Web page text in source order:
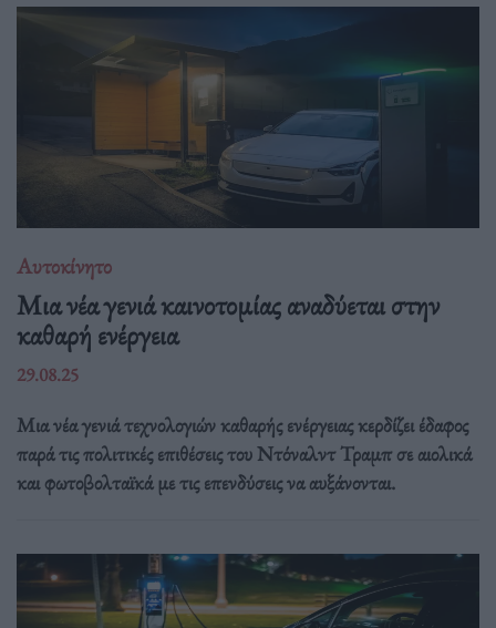
Αυτοκίνητο
Μια νέα γενιά καινοτομίας αναδύεται στην
καθαρή ενέργεια
29.08.25
Μια νέα γενιά τεχνολογιών καθαρής ενέργειας κερδίζει έδαφος
παρά τις πολιτικές επιθέσεις του Ντόναλντ Τραμπ σε αιολικά
και φωτοβολταϊκά με τις επενδύσεις να αυξάνονται.